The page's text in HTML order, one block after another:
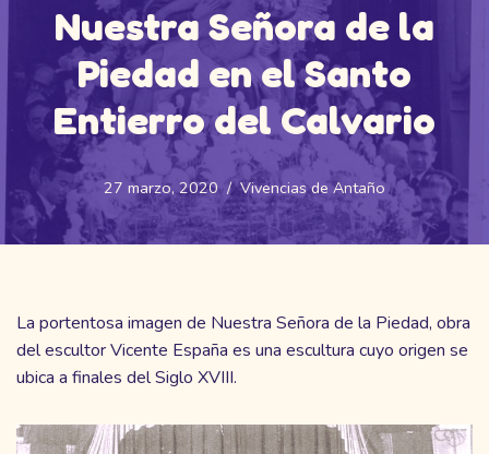
Nuestra Señora de la
Piedad en el Santo
Entierro del Calvario
27 marzo, 2020 Vivencias de Antaño
La portentosa imagen de Nuestra Señora de la Piedad, obra
del escultor Vicente España es una escultura cuyo origen se
ubica a finales del Siglo XVIII.